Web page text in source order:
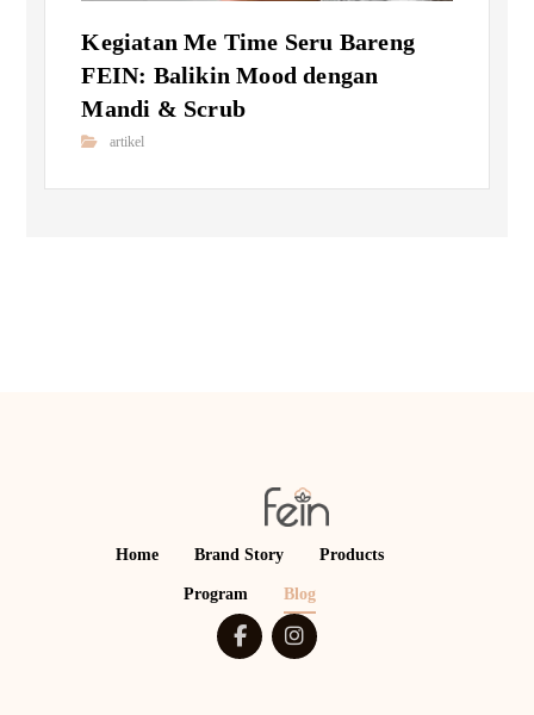
Kegiatan Me Time Seru Bareng
FEIN: Balikin Mood dengan
Mandi & Scrub
artikel
Home Brand Story Products
Program Blog